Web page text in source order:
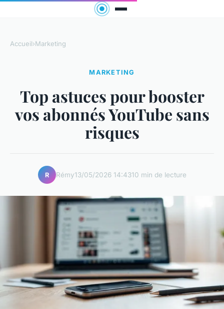
Accueil›Marketing
MARKETING
Top astuces pour booster
vos abonnés YouTube sans
risques
R Rémy13/05/2026 14:4310 min de lecture